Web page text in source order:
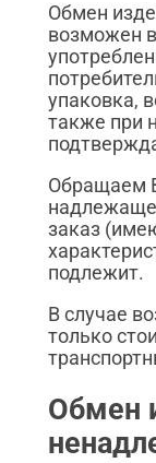
Обмен
возможен
упаковка,
также при
Обращаем
заказ
подлежит.
В случае
только
Обмен